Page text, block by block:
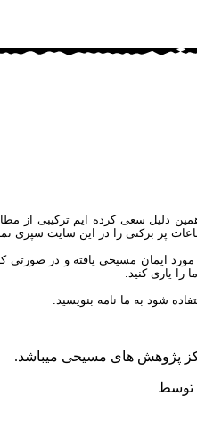
دلیل سعی کرده ایم ترکیبی از
پر برکتی را در این سایت سپری
مسیحی یافته و در صورتی که
را یاری کنید.
شود به ما نامه بنویسید.
توسط